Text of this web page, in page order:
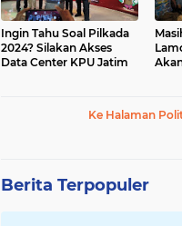
Ingin Tahu Soal Pilkada
2024? Silakan Akses
Data Center KPU Jatim
Ke Halaman
Berita Terpopuler